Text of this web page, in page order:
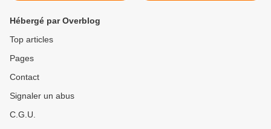
Hébergé par Overblog
Top articles
Pages
Contact
Signaler un abus
C.G.U.